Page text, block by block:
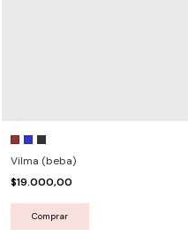
Vilma (beba)
$19.000,00
Comprar